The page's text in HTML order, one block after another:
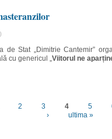
de Stat „Dimitrie Cantemir”
cu genericul „Viitorul ne
și masteranzilor
2 3 4 5
›
ultima »